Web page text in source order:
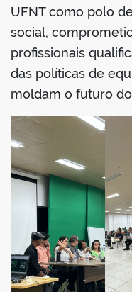
UFNT como polo
social,
profissionais
das políticas de
moldam o futuro